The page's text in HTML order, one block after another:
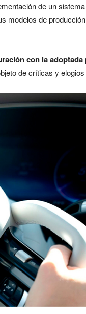
de un
modelos de
con la adoptada
de críticas y